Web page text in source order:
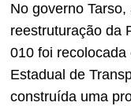
No governo
reestruturação da
010 foi
Estadual de
construída uma